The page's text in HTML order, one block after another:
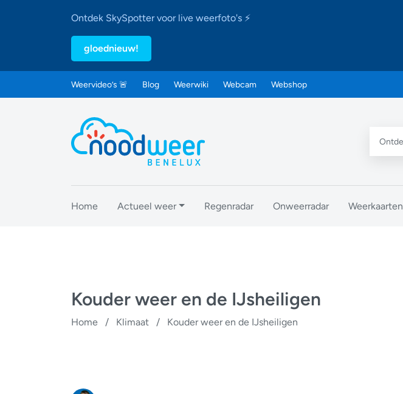
Ontdek SkySpotter voor live weerfoto's ⚡
gloednieuw!
Weervideo’s 🚨 Blog Weerwiki Webcam Webshop
Home Actueel weer Regenradar Onweerradar Weerkaarten
Kouder weer en de IJsheiligen
Home / Klimaat / Kouder weer en de IJsheiligen